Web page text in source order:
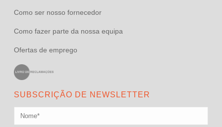
Como ser nosso fornecedor
Como fazer parte da nossa equipa
Ofertas de emprego
SUBSCRIÇÃO DE NEWSLETTER